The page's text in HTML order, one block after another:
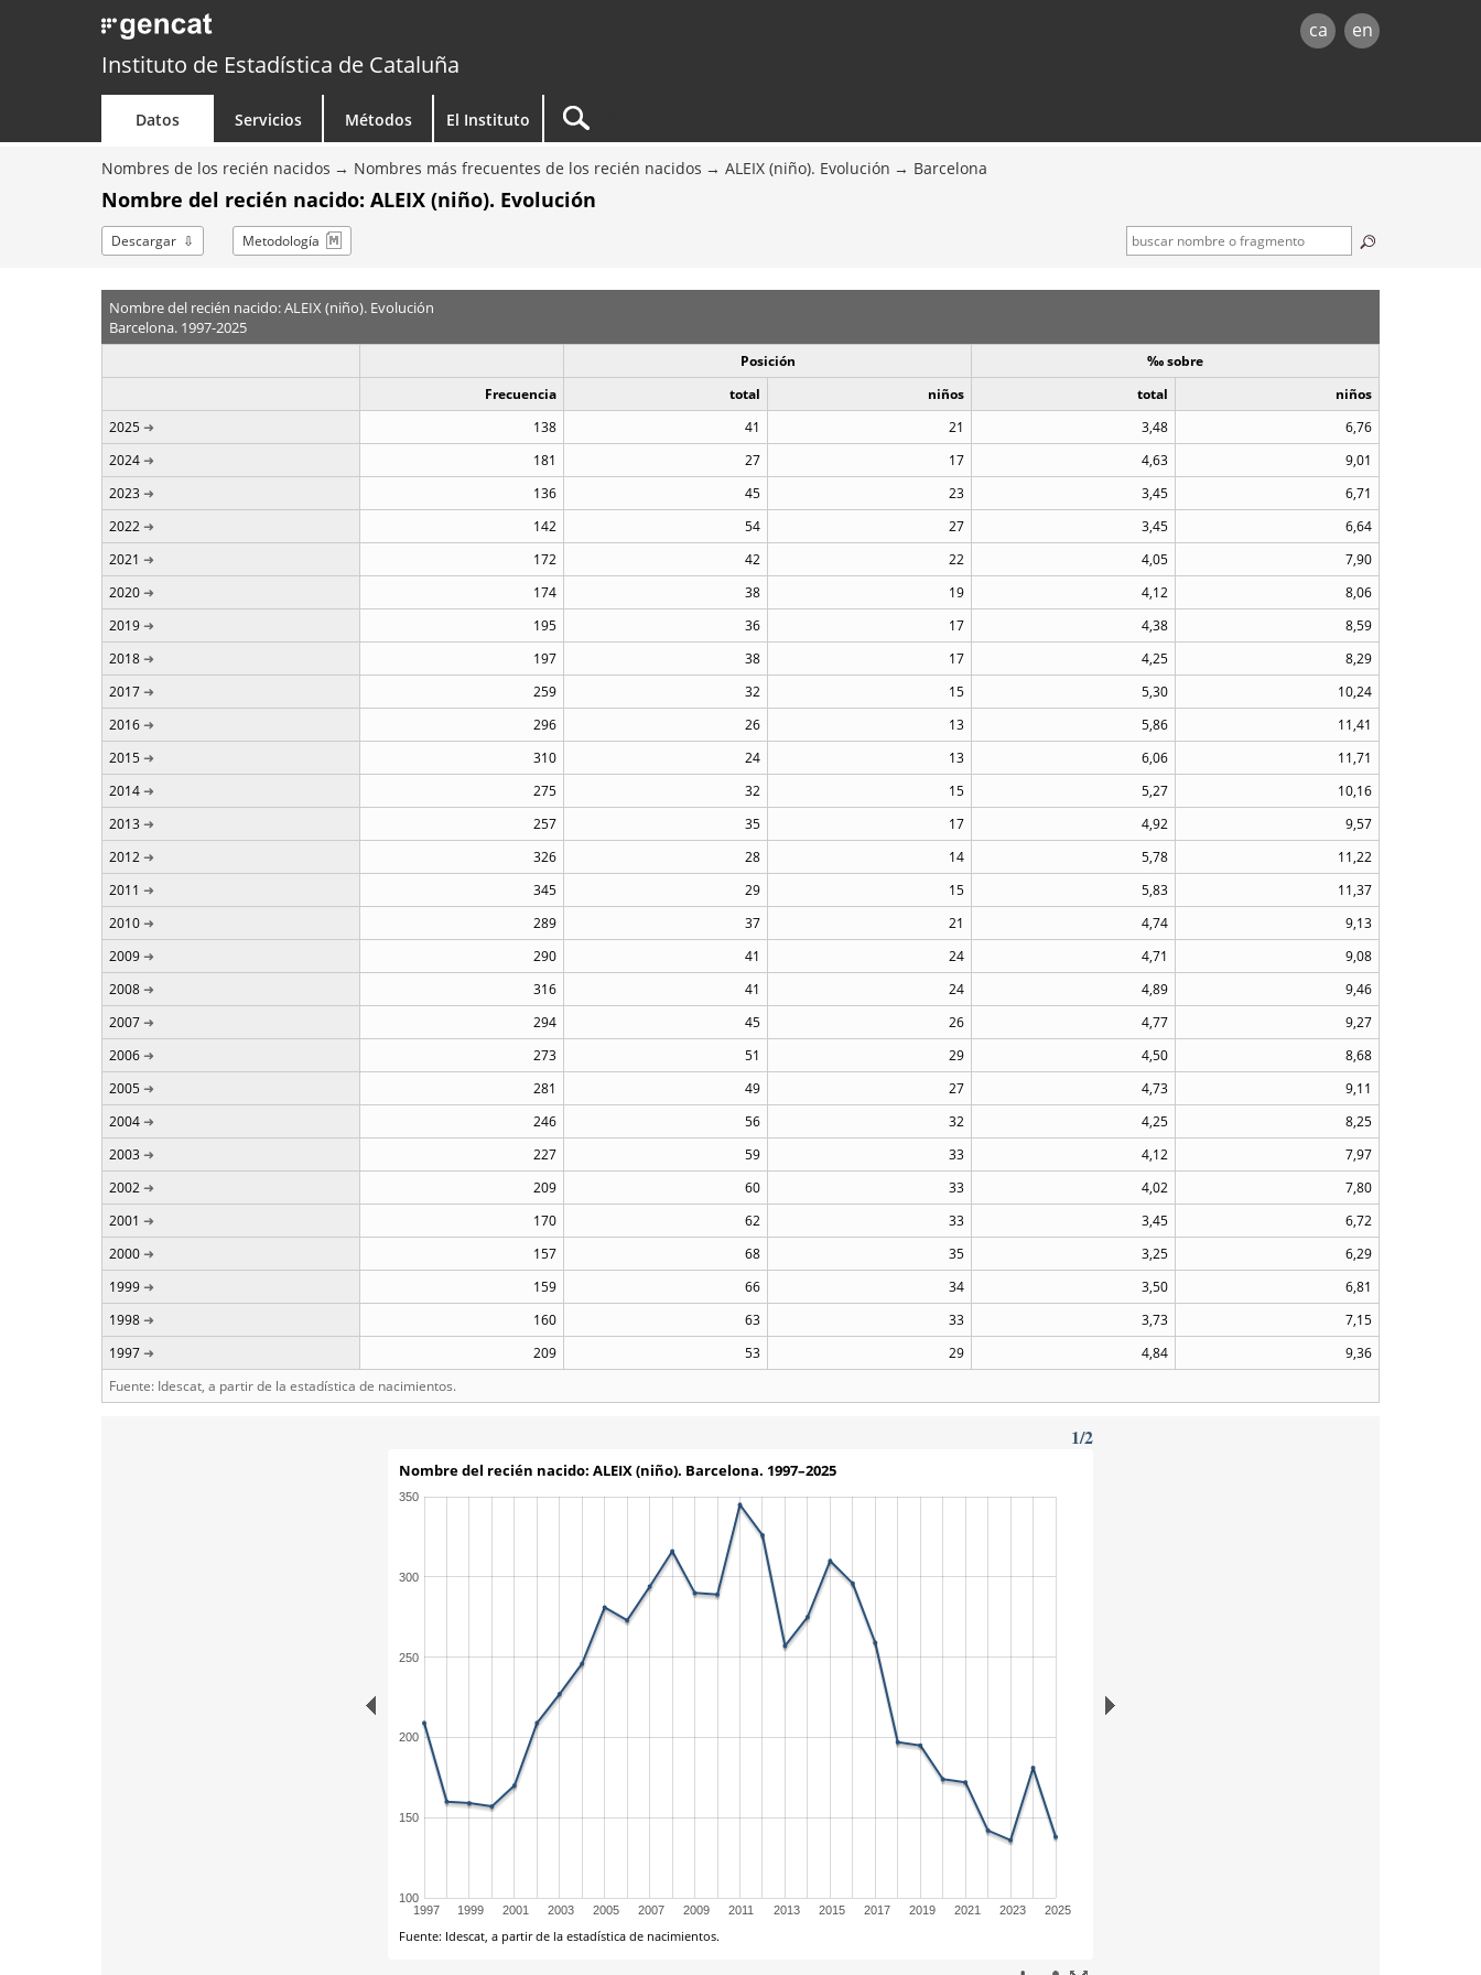
ca en
Instituto de Estadística de Cataluña
Datos Servicios Métodos El Instituto
Nombres de los recién nacidos Nombres más frecuentes de los recién nacidos ALEIX (niño). Evolución Barcelona
Nombre del recién nacido: ALEIX (niño). Evolución
Descargar Metodología
Nombre del recién nacido: ALEIX (niño). Evolución
Barcelona. 1997-2025
Posición
‰ sobre
Frecuencia
total niños total
niños
2025
138 41 21 3,48
6,76
2024
181 27 17 4,63
9,01
2023
136 45 23 3,45
6,71
2022
142 54 27 3,45
6,64
2021
172 42 22 4,05
7,90
2020
174 38 19 4,12
8,06
2019
195 36 17 4,38
8,59
2018
197 38 17 4,25
8,29
2017
259 32 15 5,30
10,24
2016
296 26 13 5,86
11,41
2015
310 24 13 6,06
11,71
2014
275 32 15 5,27
10,16
2013
257 35 17 4,92
9,57
2012
326 28 14 5,78
11,22
2011
345 29 15 5,83
11,37
2010
289 37 21 4,74
9,13
2009
290 41 24 4,71
9,08
2008
316 41 24 4,89
9,46
2007
294 45 26 4,77
9,27
2006
273 51 29 4,50
8,68
2005
281 49 27 4,73
9,11
2004
246 56 32 4,25
8,25
2003
227 59 33 4,12
7,97
2002
209 60 33 4,02
7,80
2001
170 62 33 3,45
6,72
2000
157 68 35 3,25
6,29
1999
159 66 34 3,50
6,81
1998
160 63 33 3,73
7,15
1997
209 53 29 4,84
9,36
Fuente: Idescat, a partir de la estadística de nacimientos.